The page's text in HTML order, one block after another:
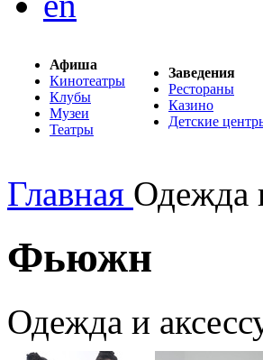
Афиша
Кинотеатры
Клубы
Музеи
Театры
Заведения
Рестораны
Казино
Детские
Главная Одежда
Фьюжн
Одежда и